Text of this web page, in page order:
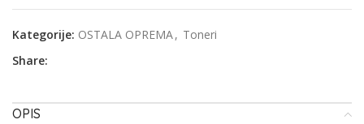
Kategorije: OSTALA OPREMA, Toneri
Share:
OPIS